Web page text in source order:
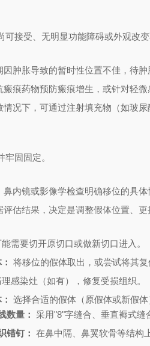
可接受、无明显功能障碍或外观改变
因肿胀导致的暂时性位置不佳，待肿
瘢痕药物预防瘢痕增生，或针对轻微
情况下，可通过注射填充物（如玻
固固定。
内镜或影像学检查明确移位的具体
评估结果，决定是调整假体位置、更
需要切开原切口或做新切口进入。
将移位的假体取出，或尝试将其复
感染灶（如有），修复受损组织。
选择合适的假体（原假体或新假体
数量： 采用"8"字缝合、垂直褥式缝
锚钉： 在鼻中隔、鼻翼软骨等结构